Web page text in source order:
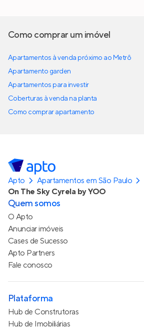
Como comprar um imóvel
Apartamentos à venda próximo ao Metrô
Apartamento garden
Apartamentos para investir
Coberturas à venda na planta
Como comprar apartamento
Apto Apartamentos em São Paulo
On The Sky Cyrela by YOO
Quem somos
O Apto
Anunciar imóveis
Cases de Sucesso
Apto Partners
Fale conosco
Plataforma
Hub de Construtoras
Hub de Imobiliárias